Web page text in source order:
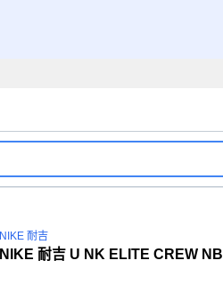
NIKE 耐吉
NIKE 耐吉 U NK ELITE CREW